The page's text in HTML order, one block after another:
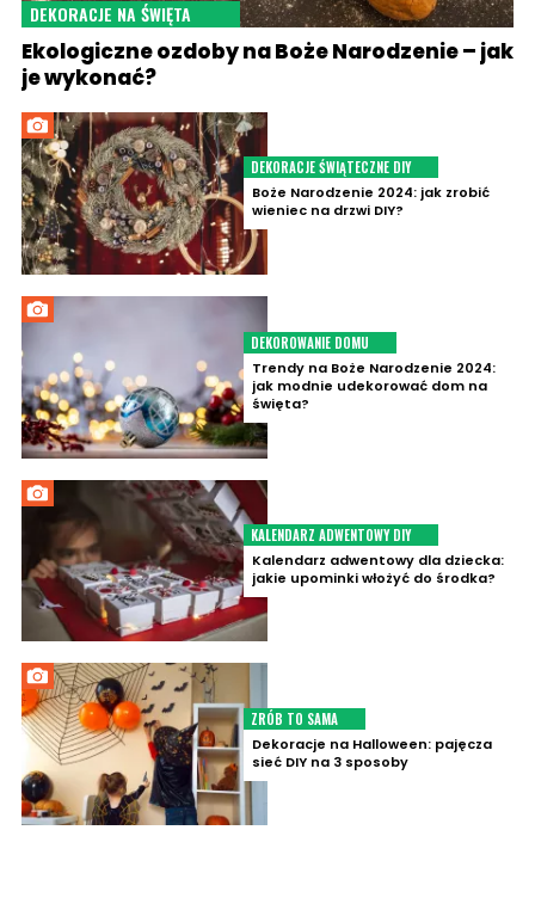
DEKORACJE NA ŚWIĘTA
Ekologiczne ozdoby na Boże Narodzenie – jak
je wykonać?
DEKORACJE ŚWIĄTECZNE DIY
Boże Narodzenie 2024: jak zrobić
wieniec na drzwi DIY?
DEKOROWANIE DOMU
Trendy na Boże Narodzenie 2024:
jak modnie udekorować dom na
święta?
KALENDARZ ADWENTOWY DIY
Kalendarz adwentowy dla dziecka:
jakie upominki włożyć do środka?
ZRÓB TO SAMA
Dekoracje na Halloween: pajęcza
sieć DIY na 3 sposoby